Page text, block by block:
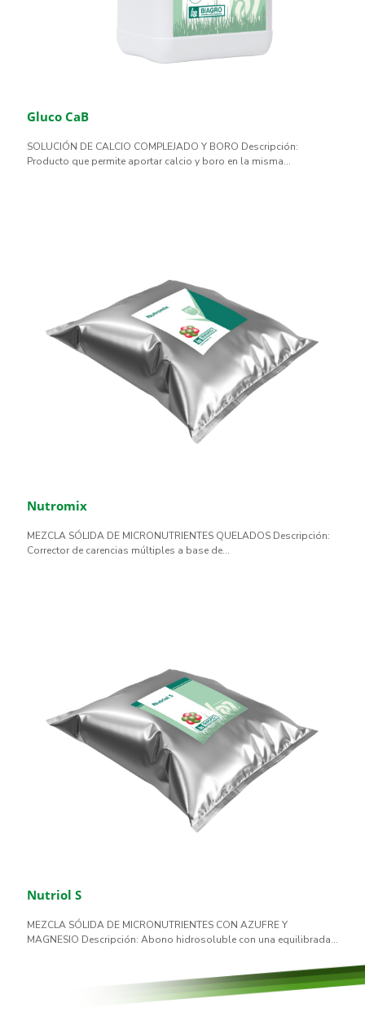
Gluco CaB
SOLUCIÓN DE CALCIO COMPLEJADO Y BORO Descripción:
Producto que permite aportar calcio y boro en la misma...
Nutromix
MEZCLA SÓLIDA DE MICRONUTRIENTES QUELADOS Descripción:
Corrector de carencias múltiples a base de...
Nutriol S
MEZCLA SÓLIDA DE MICRONUTRIENTES CON AZUFRE Y
MAGNESIO Descripción: Abono hidrosoluble con una equilibrada...